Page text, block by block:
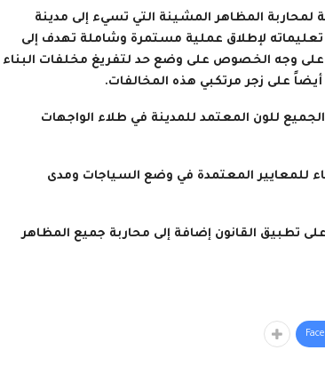
المظاهر المشينة التي تسيء إلى مدينة
لإطلاق عملية مستمرة وشاملة تهدف إلى
على وجه الخصوص على وضع حد لتفريغ مخلفات البناء
أيضاً على زجر مرتكبي هذه المخالفات.
للون المعتمد للمدينة في طلاء الواجهات
للمعايير المعتمدة في وضع السياجات ومدى
تطبيق القانون إضافة إلى محاربة جميع المظاهر